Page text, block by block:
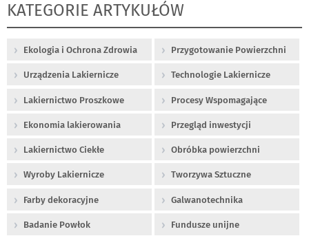
KATEGORIE ARTYKUŁÓW
Ekologia i Ochrona Zdrowia Przygotowanie Powierzchni
Urządzenia Lakiernicze Technologie Lakiernicze
Lakiernictwo Proszkowe Procesy Wspomagające
Ekonomia lakierowania Przegląd inwestycji
Lakiernictwo Ciekłe Obróbka powierzchni
Wyroby Lakiernicze Tworzywa Sztuczne
Farby dekoracyjne Galwanotechnika
Badanie Powłok Fundusze unijne